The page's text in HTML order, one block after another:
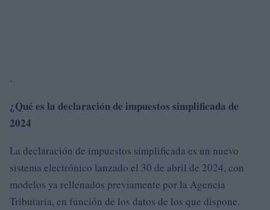
.
¿Qué es la declaración de impuestos simplificada de
2024
La declaración de impuestos simplificada es un nuevo
sistema electrónico lanzado el 30 de abril de 2024, con
modelos ya rellenados previamente por la Agencia
Tributaria, en función de los datos de los que dispone.